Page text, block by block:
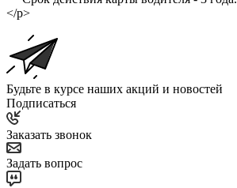
</p>
Будьте в курсе наших акций и новостей
Подписаться
Заказать звонок
Задать вопрос